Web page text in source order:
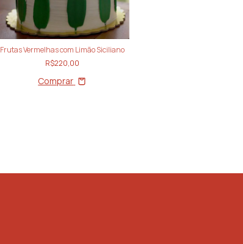
Frutas Vermelhas com Limão Siciliano
R$220,00
Comprar